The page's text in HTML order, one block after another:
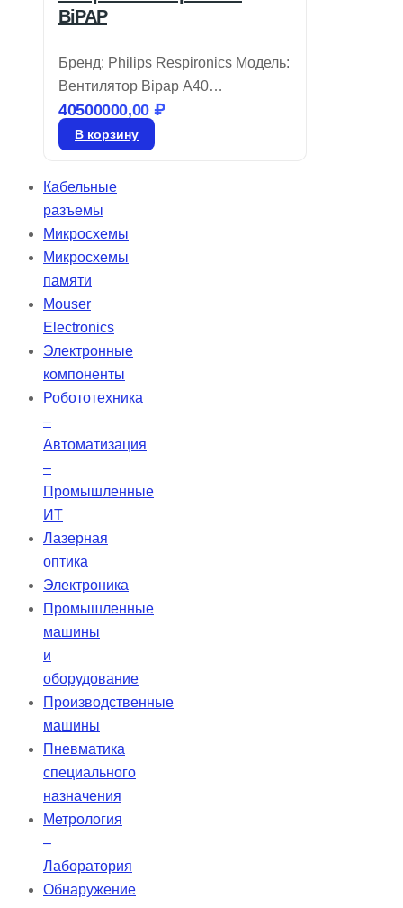
BiPAP
Бренд: Philips Respironics Модель:
Вентилятор Bipap A40
Вентилятор BiPAP A40 от Philips
Respironics объединяет удобство
технологии, которые
способствует длительному
предлагает пациентам
40500000,00 ₽
В корзину
Кабельные
разъемы
Микросхемы
Микросхемы
памяти
Mouser
Electronics
Электронные
компоненты
Робототехника
–
Автоматизация
–
Промышленные
ИТ
Лазерная
оптика
Электроника
Промышленные
машины
и
оборудование
Производственные
машины
Пневматика
специального
назначения
Метрология
–
Лаборатория
Обнаружение